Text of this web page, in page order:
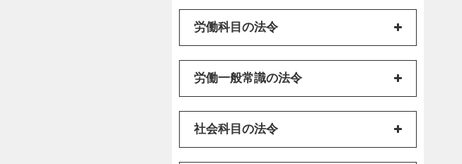
労働科目の法令
労働一般常識の法令
社会科目の法令